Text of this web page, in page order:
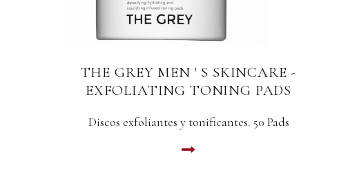
THE GREY MEN ' S SKINCARE -
EXFOLIATING TONING PADS
Discos exfoliantes y tonificantes. 50 Pads
LEER MAS